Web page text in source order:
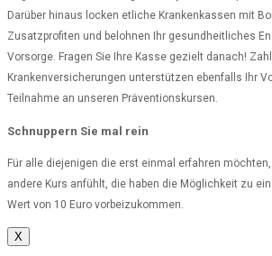
Darüber hinaus locken etliche Krankenkassen mit
Zusatzprofiten und belohnen Ihr gesundheitliches
Vorsorge. Fragen Sie Ihre Kasse gezielt danach!
Krankenversicherungen unterstützen ebenfalls Ihr
Teilnahme an unseren Präventionskursen.
Schnuppern Sie mal rein
Für alle diejenigen die erst einmal erfahren
andere Kurs anfühlt, die haben die Möglichkeit zu
Wert von 10 Euro vorbeizukommen.
X